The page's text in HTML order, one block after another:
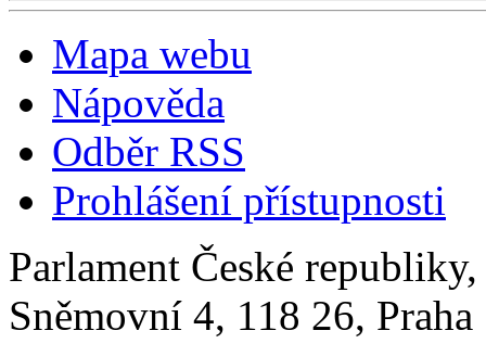
Mapa webu
Nápověda
Odběr RSS
Prohlášení přístupnosti
Parlament České
Sněmovní 4, 118 26,